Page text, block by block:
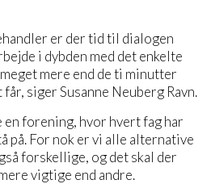
er der tid til dialogen
i dybden med det enkelte
mere end de ti minutter
siger Susanne Neuberg Ravn.
forening, hvor hvert fag har
på. For nok er vi alle alternative
forskellige, og det skal der
vigtige end andre.